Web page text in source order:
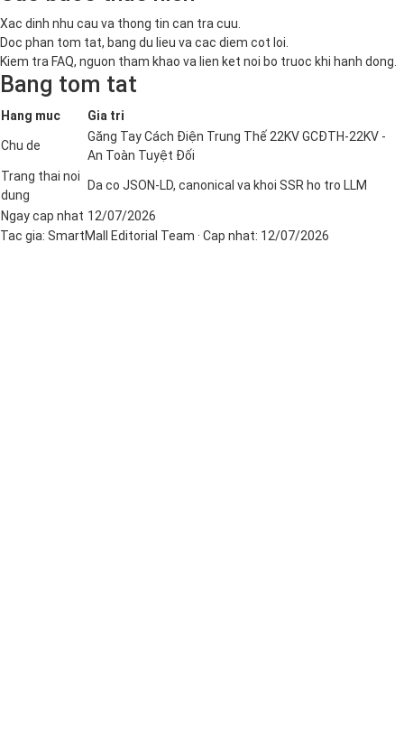
Xac dinh nhu cau va thong tin can tra cuu.
Doc phan tom tat, bang du lieu va cac diem cot loi.
Kiem tra FAQ, nguon tham khao va lien ket noi bo truoc khi hanh dong.
Bang tom tat
Hang muc Gia tri
Chu de
Găng Tay Cách Điện Trung Thế 22KV GCĐTH-22KV -
An Toàn Tuyệt Đối
Trang thai noi
dung
Da co JSON-LD, canonical va khoi SSR ho tro LLM
Ngay cap nhat 12/07/2026
Tac gia: SmartMall Editorial Team · Cap nhat: 12/07/2026